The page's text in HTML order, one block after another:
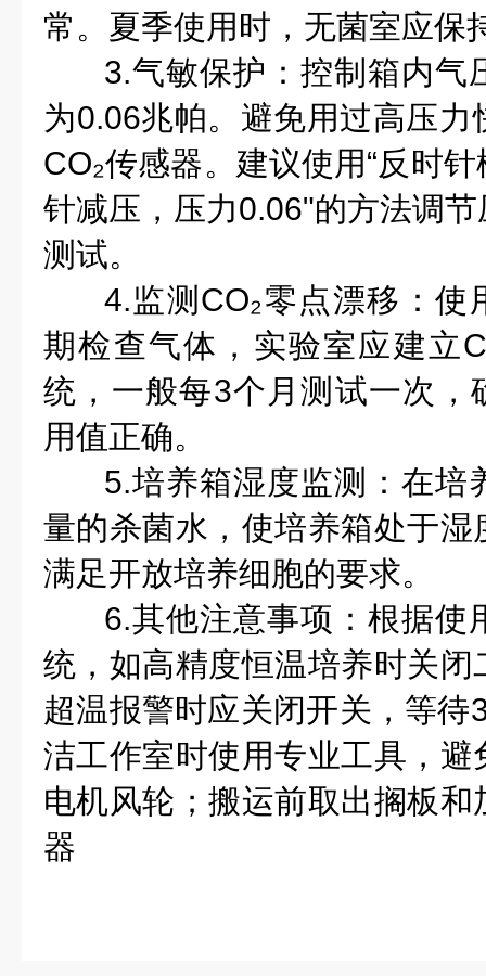
常。夏季使用时，无菌室应保
3.气敏保护：控制箱内气
为0.06兆帕。避免用过高压
CO₂传感器。建议使用“反时
针减压，压力0.06"的方法调
测试。
4.监测CO₂零点漂移：使
期检查气体，实验室应建立
统，一般每3个月测试一次，
用值正确。
5.培养箱湿度监测：在培
量的杀菌水，使培养箱处于
满足开放培养细胞的要求。
6.其他注意事项：根据使
统，如高精度恒温培养时关
超温报警时应关闭开关，等待
洁工作室时使用专业工具，
电机风轮；搬运前取出搁板
器